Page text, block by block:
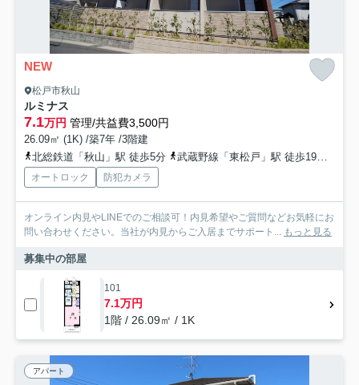
NEW
松戸市秋山
ルミナス
7.1万円 管理/共益費3,500円
26.09㎡ (1K) /築7年 /3階建
北総鉄道「秋山」駅 徒歩5分
武蔵野線「東松戸」駅 徒歩19分
オートロック 防犯カメラ
オンライン内見やLINEでのご相談可！内見希望やご質問などお気軽にお
問い合わせください。当社が内見からご入居までサポート... もっと見る
募集中の部屋
101
7.1万円
1階 / 26.09㎡ / 1K
アパート